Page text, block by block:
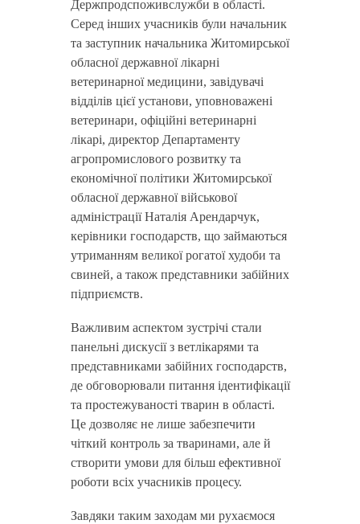
Держпродспоживслужби в області.
Серед інших учасників були начальник
та заступник начальника Житомирської
обласної державної лікарні
ветеринарної медицини, завідувачі
відділів цієї установи, уповноважені
ветеринари, офіційні ветеринарні
лікарі, директор Департаменту
агропромислового розвитку та
економічної політики Житомирської
обласної державної військової
адміністрації Наталія Арендарчук,
керівники господарств, що займаються
утриманням великої рогатої худоби та
свиней, а також представники забійних
підприємств.
Важливим аспектом зустрічі стали
панельні дискусії з ветлікарями та
представниками забійних господарств,
де обговорювали питання ідентифікації
та простежуваності тварин в області.
Це дозволяє не лише забезпечити
чіткий контроль за тваринами, але й
створити умови для більш ефективної
роботи всіх учасників процесу.
Завдяки таким заходам ми рухаємося